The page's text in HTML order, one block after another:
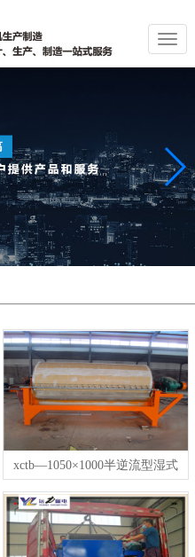
切
换
导
xctb—1050×1000半逆流型湿式
弱磁场永磁筒式磁选机